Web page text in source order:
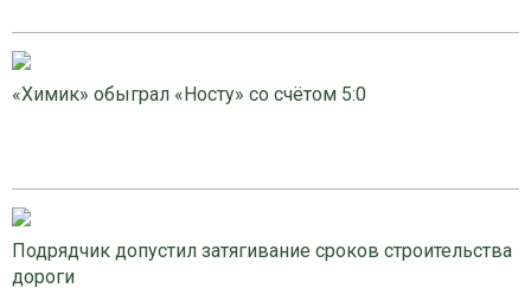
«Химик» обыграл «Носту» со счётом 5:0
Подрядчик допустил затягивание сроков строительства
дороги